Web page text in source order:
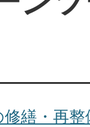
繕・再整